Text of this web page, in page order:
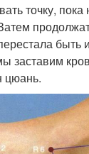
точку, пока
быть
заставим
цюань.